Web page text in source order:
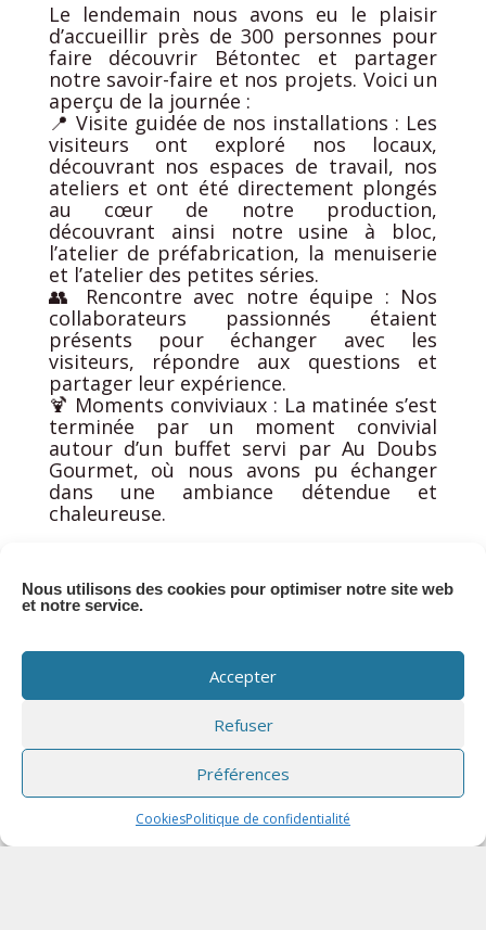
Nous utilisons des cookies pour optimiser notre site web
et notre service.
Accepter
Refuser
Préférences
CookiesPolitique de confidentialité
Le lendemain nous avons eu le plaisir
d’accueillir près de 300 personnes pour
faire découvrir Bétontec et partager
notre savoir-faire et nos projets. Voici un
aperçu de la journée :
📍 Visite guidée de nos installations : Les
visiteurs ont exploré nos locaux,
découvrant nos espaces de travail, nos
ateliers et ont été directement plongés
au cœur de notre production,
découvrant ainsi notre usine à bloc,
l’atelier de préfabrication, la menuiserie
et l’atelier des petites séries.
👥 Rencontre avec notre équipe : Nos
collaborateurs passionnés étaient
présents pour échanger avec les
visiteurs, répondre aux questions et
partager leur expérience.
🍹 Moments conviviaux : La matinée s’est
terminée par un moment convivial
autour d’un buffet servi par Au Doubs
Gourmet, où nous avons pu échanger
dans une ambiance détendue et
chaleureuse.
leur présence et leur contribution à faire
de cette journée un succès. Leur
Pour terminer, un grand merci à notre
incroyable équipe pour leur dévouement.
Nous espérons que tous les visiteurs ont
apprécié la visite autant que nous avons
aimé les recevoir.